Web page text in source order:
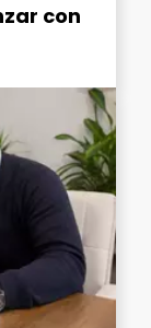
con